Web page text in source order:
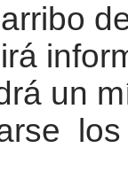
un
los